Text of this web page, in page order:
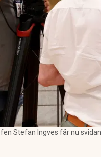
Stefan Ingves får nu